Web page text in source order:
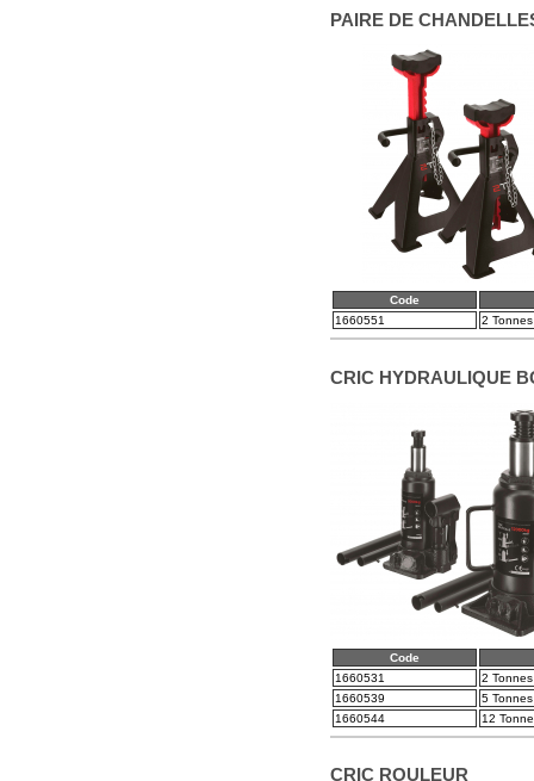
PAIRE DE
Code
1660551
2 Tonnes
CRIC HYDRAULIQUE
Code
1660531
2 Tonnes
1660539
5 Tonnes
1660544
12
CRIC ROULEUR